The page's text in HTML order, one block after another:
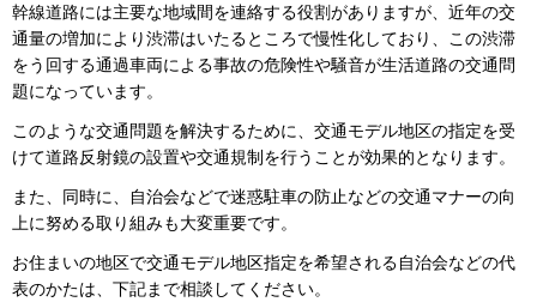
幹線道路には主要な地域間を連絡する役割がありますが、近年の交
通量の増加により渋滞はいたるところで慢性化しており、この渋滞
をう回する通過車両による事故の危険性や騒音が生活道路の交通問
題になっています。
このような交通問題を解決するために、交通モデル地区の指定を受
けて道路反射鏡の設置や交通規制を行うことが効果的となります。
また、同時に、自治会などで迷惑駐車の防止などの交通マナーの向
上に努める取り組みも大変重要です。
お住まいの地区で交通モデル地区指定を希望される自治会などの代
表のかたは、下記まで相談してください。